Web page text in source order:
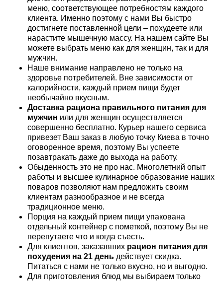
меню, соответствующее потребностям каждого
клиента. Именно поэтому с нами Вы быстро
достигнете поставленной цели – похудеете или
нарастите мышечную массу. На нашем сайте Вы
можете выбрать меню как для женщин, так и для
мужчин.
Наше внимание направлено не только на
здоровье потребителей. Вне зависимости от
калорийности, каждый прием пищи будет
необычайно вкусным.
Доставка рациона правильного питания для
мужчин или для женщин осуществляется
совершенно бесплатно. Курьер нашего сервиса
привезет Ваш заказ в любую точку Киева в точно
оговоренное время, поэтому Вы успеете
позавтракать даже до выхода на работу.
Обыденность это не про нас. Многолетний опыт
работы и высшее кулинарное образование наших
поваров позволяют нам предложить своим
клиентам разнообразное и не всегда
традиционное меню.
Порция на каждый прием пищи упакована
отдельный контейнер с пометкой, поэтому Вы не
перепутаете что и когда съесть.
Для клиентов, заказавших рацион питания для
похудения на 21 день действует скидка.
Питаться с нами не только вкусно, но и выгодно.
Для приготовления блюд мы выбираем только